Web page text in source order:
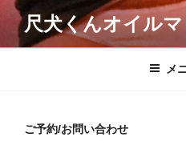
テ
尺犬くんオイル
メ
ご予約/お問い合わせ